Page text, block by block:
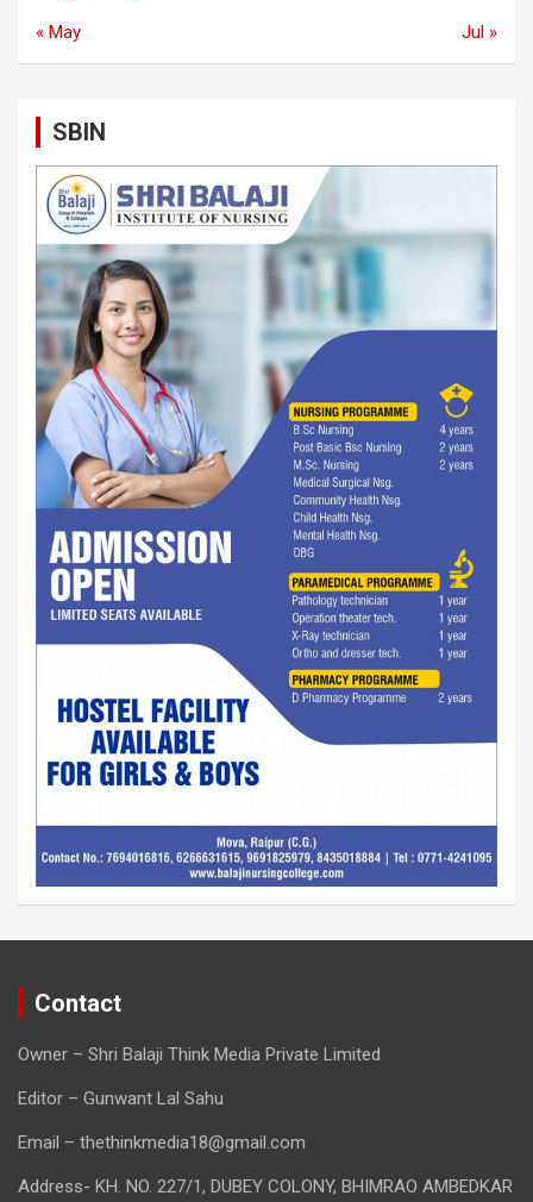
« May Jul »
SBIN
Contact
Owner – Shri Balaji Think Media Private Limited
Editor – Gunwant Lal Sahu
Email – thethinkmedia18@gmail.com
Address- KH. NO. 227/1, DUBEY COLONY, BHIMRAO AMBEDKAR